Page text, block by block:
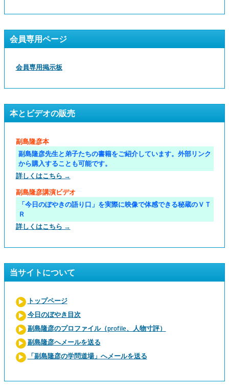
会員専用ページ
会員専用掲示板
本とビデオの販売
副島隆彦本
副島隆彦先生と弟子たちの書籍をご紹介しています。外部リンク
から購入することも可能です。
詳しくはこちら →
副島隆彦講演ビデオ
「今日のぼやきの語り口」を実際に映像で体感できる秘蔵のＶＴ
Ｒ
詳しくはこちら →
当サイトについて
トップページ
今日のぼやき目次
副島隆彦のプロファイル（profile、人物寸評）
副島隆彦へメールを送る
「副島隆彦の学問道場」へメールを送る